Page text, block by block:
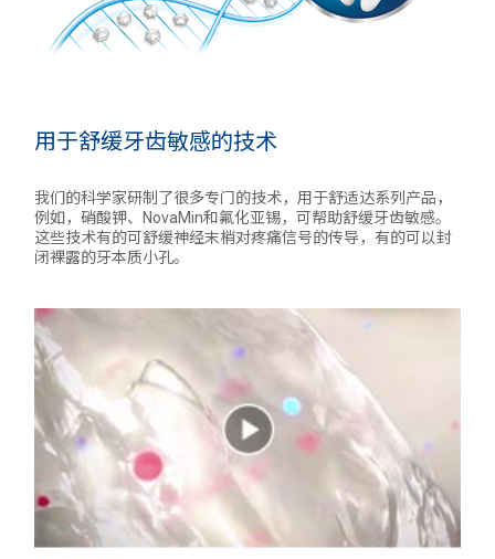
用于舒缓牙齿敏感的技术
我们的科学家研制了很多专门的技术，用于舒适达系列产品，
例如，硝酸钾、NovaMin和氟化亚锡，可帮助舒缓牙齿敏感。
这些技术有的可舒缓神经末梢对疼痛信号的传导，有的可以封
闭裸露的牙本质小孔。